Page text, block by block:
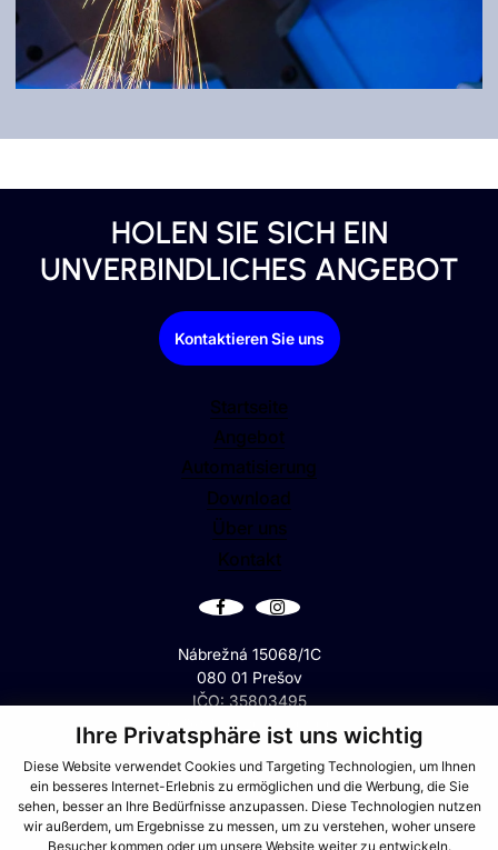
Ihre Privatsphäre ist uns wichtig
Diese Website verwendet Cookies und Targeting Technologien, um Ihnen
ein besseres Internet-Erlebnis zu ermöglichen und die Werbung, die Sie
sehen, besser an Ihre Bedürfnisse anzupassen. Diese Technologien nutzen
wir außerdem, um Ergebnisse zu messen, um zu verstehen, woher unsere
Besucher kommen oder um unsere Website weiter zu entwickeln.
Robuste und detailreiche Verarbeitung.
HOLEN SIE SICH EIN
UNVERBINDLICHES ANGEBOT
Kontaktieren Sie uns
Startseite
Angebot
Automatisierung
Download
Über uns
Nábrežná 15068/1C
080 01 Prešov
IČO: 35803495
IČ DPH: SK2021556900
GPS: +49°6'13.58", +21°5'58.44"
+421 (0)944 288 879